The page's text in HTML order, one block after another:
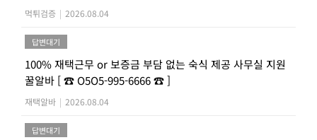
먹튀검증 | 2026.08.04
답변대기
100% 재택근무 or 보증금 부담 없는 숙식 제공 사무실 지원
꿀알바 [ ☎ O5O5-995-6666 ☎ ]
재택알바 | 2026.08.04
답변대기